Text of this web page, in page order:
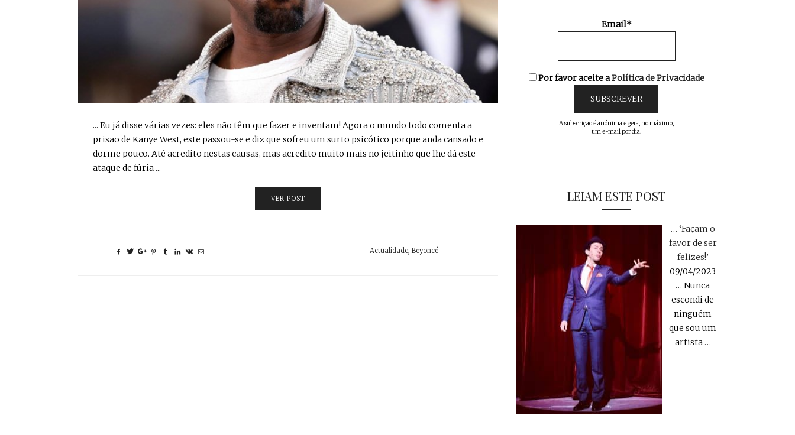
... Eu já disse várias vezes: eles não têm que fazer e inventam! Agora o mundo todo comenta a
prisão de Kanye West, este passou-se e diz que sofreu um surto psicótico porque anda cansado e
dorme pouco. Até acredito nestas causas, mas acredito muito mais no jeitinho que lhe dá este
ataque de fúria ...
VER POST
Actualidade ,Beyoncé
Email*
Por favor aceite aPolítica de Privacidade
A subscrição é anónima e gera, no máximo,
um e-mail por dia.
LEIAM ESTE POST
… ‘Façam o
favor de ser
felizes!’
09/04/2023
… Nunca
escondi de
ninguém
que sou um
artista…